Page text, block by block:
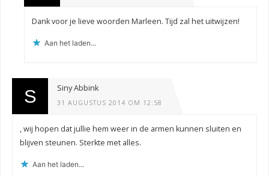
Dank voor je lieve woorden Marleen. Tijd zal het uitwijzen!
Aan het laden...
Siny Abbink
31 AUGUSTUS 2014 OM 12:58
, wij hopen dat jullie hem weer in de armen kunnen sluiten en
blijven steunen. Sterkte met alles.
Aan het laden...